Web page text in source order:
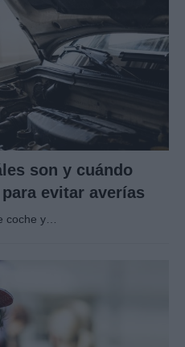
son y cuándo
evitar averías
coche y…